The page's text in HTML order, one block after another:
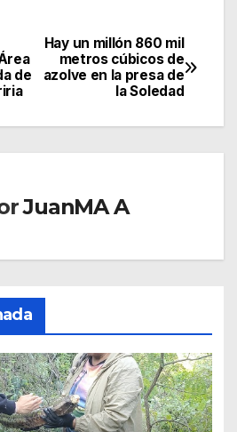
Hay un millón 860 mil
metros cúbicos de
azolve en la presa de
la Soledad
de
JuanMA A